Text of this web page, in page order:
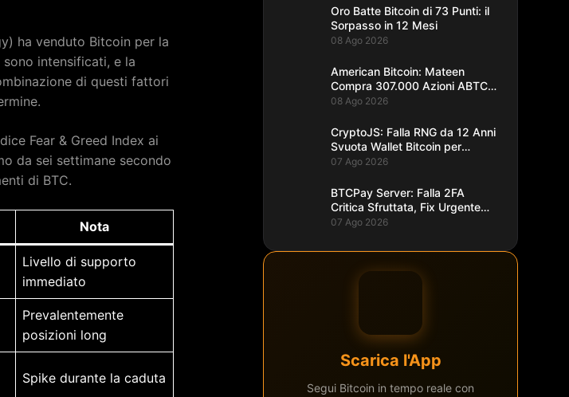
ha venduto Bitcoin per la
intensificati, e la
di questi fattori
Fear & Greed Index ai
da sei settimane secondo
di BTC.
Nota
Livello di supporto
immediato
Prevalentemente
posizioni long
Spike durante la caduta
Oro Batte Bitcoin di 73 Punti: il
Sorpasso in 12 Mesi
08 Ago 2026
American Bitcoin: Mateen
Compra 307.000 Azioni ABTC
per 1,93M$
08 Ago 2026
CryptoJS: Falla RNG da 12 Anni
Svuota Wallet Bitcoin per
$5,7M
07 Ago 2026
BTCPay Server: Falla 2FA
Critica Sfruttata, Fix Urgente
alla 2.4.2
07 Ago 2026
Scarica l'App
Segui Bitcoin in tempo reale con